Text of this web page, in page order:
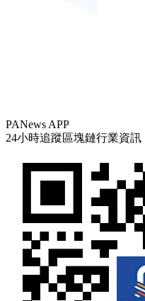
PANews APP
24小時追蹤區塊鏈行業資訊